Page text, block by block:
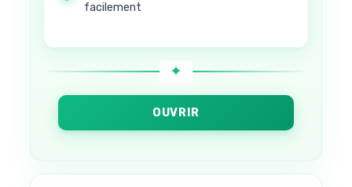
facilement
OUVRIR